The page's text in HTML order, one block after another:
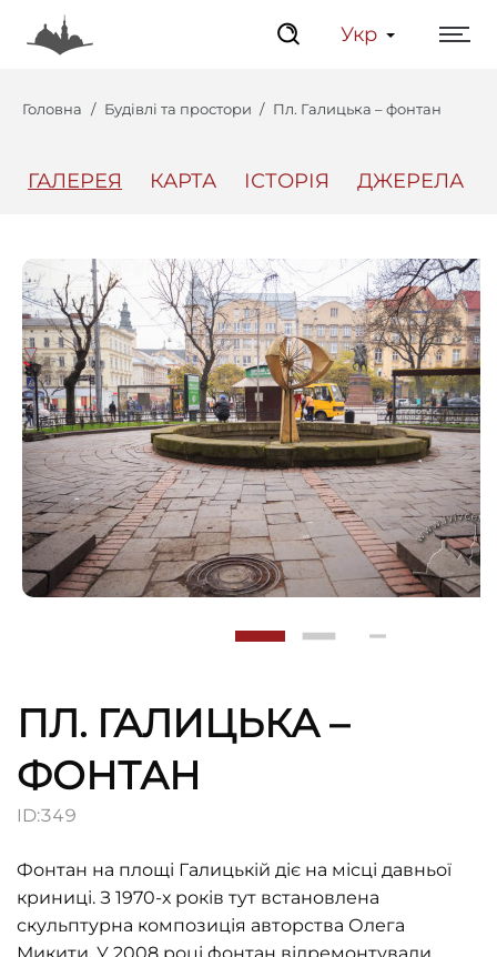
Укр
Головна Будівлі та простори Пл. Галицька – фонтан
ГАЛЕРЕЯ КАРТА ІСТОРІЯ ДЖЕРЕЛА
ПЛ. ГАЛИЦЬКА –
ФОНТАН
ID:349
Фонтан на площі Галицькій діє на місці давньої
криниці. З 1970-х років тут встановлена
скульптурна композиція авторства Олега